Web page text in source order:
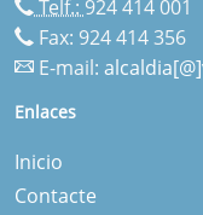
Telf.: 924 414 001
Fax: 924 414 356
E-mail:
Enlaces
Inicio
Contacte